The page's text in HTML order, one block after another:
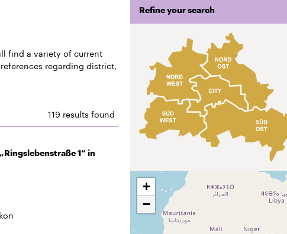
Refine your search
+
−
find a variety of current
regarding district,
119 results found
1“ in